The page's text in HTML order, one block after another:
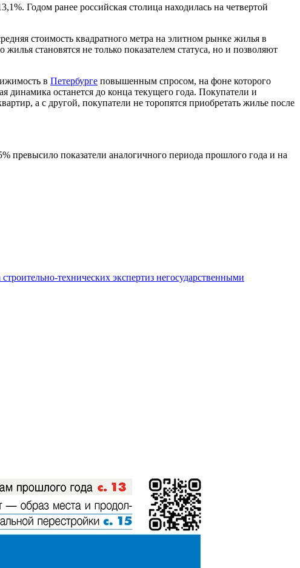
Годом ранее российская столица находилась на четвертой
стоимость квадратного метра на элитном рынке жилья в
становятся не только показателем статуса, но и позволяют
в Петербурге повышенным спросом, на фоне которого
динамика останется до конца текущего года. Покупатели и
а с другой, покупатели не торопятся приобретать жилье после
превысило показатели аналогичного периода прошлого года и на
технических экспертиз негосударственными